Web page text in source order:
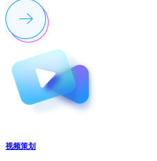
视频策划